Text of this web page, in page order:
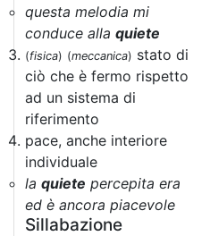
questa melodia mi
conduce alla quiete
(fisica) (meccanica) stato di
ciò che è fermo rispetto
ad un sistema di
riferimento
pace, anche interiore
individuale
la quiete percepita era
ed è ancora piacevole
Sillabazione